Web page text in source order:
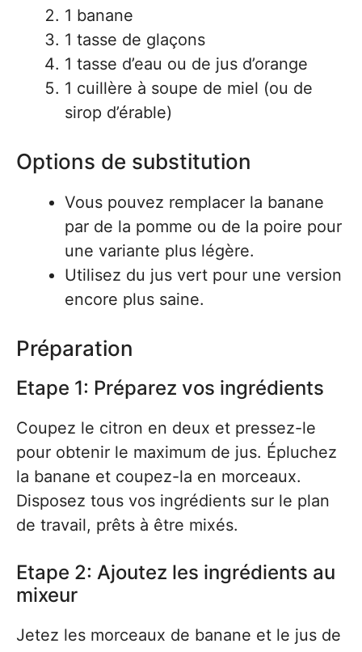
1 banane
1 tasse de glaçons
1 tasse d’eau ou de jus d’orange
1 cuillère à soupe de miel (ou de
sirop d’érable)
Options de substitution
Vous pouvez remplacer la banane
par de la pomme ou de la poire pour
une variante plus légère.
Utilisez du jus vert pour une version
encore plus saine.
Préparation
Etape 1: Préparez vos ingrédients
Coupez le citron en deux et pressez-le
pour obtenir le maximum de jus. Épluchez
la banane et coupez-la en morceaux.
Disposez tous vos ingrédients sur le plan
de travail, prêts à être mixés.
Etape 2: Ajoutez les ingrédients au
mixeur
Jetez les morceaux de banane et le jus de